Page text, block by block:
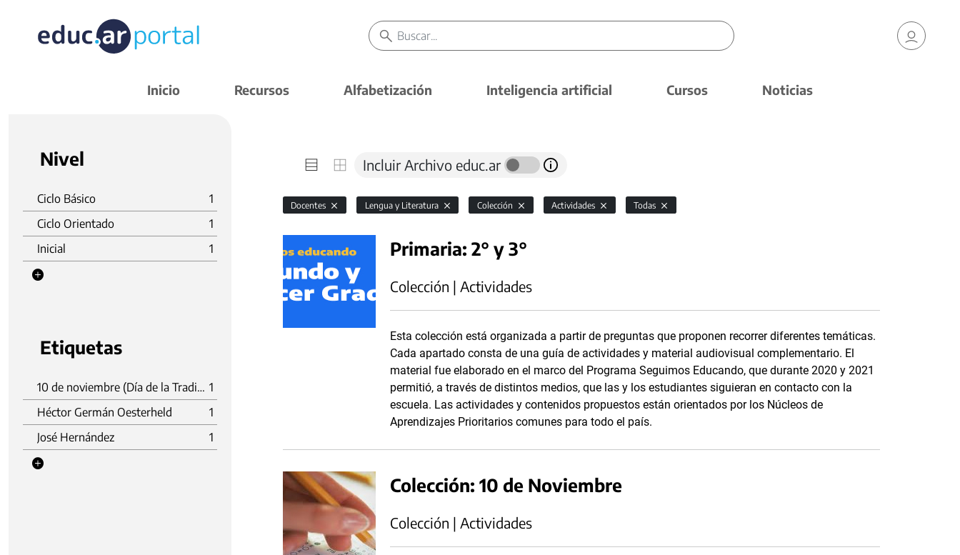
Inicio Recursos Alfabetización Inteligencia artificial Cursos Noticias
Nivel
Ciclo Básico
1
Ciclo Orientado
1
Inicial
1
Etiquetas
10 de noviembre (Día de la Tradición) 1
Héctor Germán Oesterheld
1
José Hernández
1
Incluir Archivo educ.ar
Docentes Lengua y Literatura Colección Actividades Todas
Primaria: 2° y 3°
Colección | Actividades
Esta colección está organizada a partir de preguntas que proponen recorrer diferentes temáticas.
Cada apartado consta de una guía de actividades y material audiovisual complementario. El
material fue elaborado en el marco del Programa Seguimos Educando, que durante 2020 y 2021
permitió, a través de distintos medios, que las y los estudiantes siguieran en contacto con la
escuela. Las actividades y contenidos propuestos están orientados por los Núcleos de
Aprendizajes Prioritarios comunes para todo el país.
Colección: 10 de Noviembre
Colección | Actividades